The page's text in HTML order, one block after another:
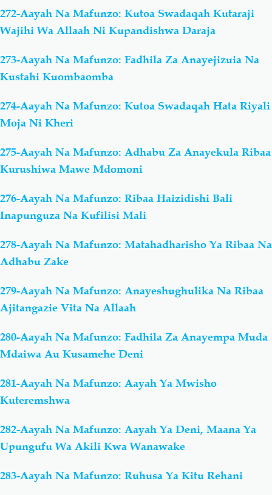
272-Aayah Na Mafunzo: Kutoa Swadaqah Kutaraji
Wajihi Wa Allaah Ni Kupandishwa Daraja
273-Aayah Na Mafunzo: Fadhila Za Anayejizuia Na
Kustahi Kuombaomba
274-Aayah Na Mafunzo: Kutoa Swadaqah Hata Riyali
Moja Ni Kheri
275-Aayah Na Mafunzo: Adhabu Za Anayekula Ribaa
Kurushiwa Mawe Mdomoni
276-Aayah Na Mafunzo: Ribaa Haizidishi Bali
Inapunguza Na Kufilisi Mali
278-Aayah Na Mafunzo: Matahadharisho Ya Ribaa Na
Adhabu Zake
279-Aayah Na Mafunzo: Anayeshughulika Na Ribaa
Ajitangazie Vita Na Allaah
280-Aayah Na Mafunzo: Fadhila Za Anayempa Muda
Mdaiwa Au Kusamehe Deni
281-Aayah Na Mafunzo: Aayah Ya Mwisho
Kuteremshwa
282-Aayah Na Mafunzo: Aayah Ya Deni, Maana Ya
Upungufu Wa Akili Kwa Wanawake
283-Aayah Na Mafunzo: Ruhusa Ya Kitu Rehani